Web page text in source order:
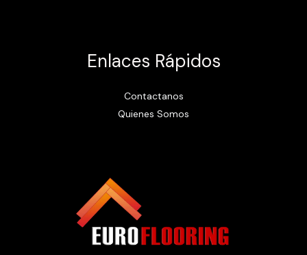
Enlaces Rápidos
Contactanos
Quienes Somos